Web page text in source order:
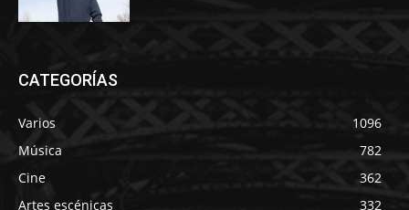
CATEGORÍAS
Varios
1096
Música
782
Cine
362
Artes escénicas
332